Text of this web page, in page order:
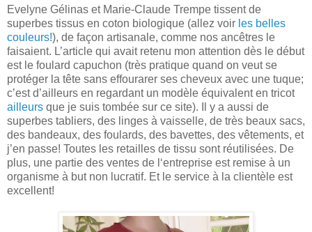
Evelyne Gélinas et Marie-Claude Trempe tissent de
superbes tissus en coton biologique (allez voir les belles
couleurs!), de façon artisanale, comme nos ancêtres le
faisaient. L’article qui avait retenu mon attention dès le début
est le foulard capuchon (très pratique quand on veut se
protéger la tête sans effourarer ses cheveux avec une tuque;
c’est d’ailleurs en regardant un modèle équivalent en tricot
ailleurs que je suis tombée sur ce site). Il y a aussi de
superbes tabliers, des linges à vaisselle, de très beaux sacs,
des bandeaux, des foulards, des bavettes, des vêtements, et
j’en passe! Toutes les retailles de tissu sont réutilisées. De
plus, une partie des ventes de l‘entreprise est remise à un
organisme à but non lucratif. Et le service à la clientèle est
excellent!